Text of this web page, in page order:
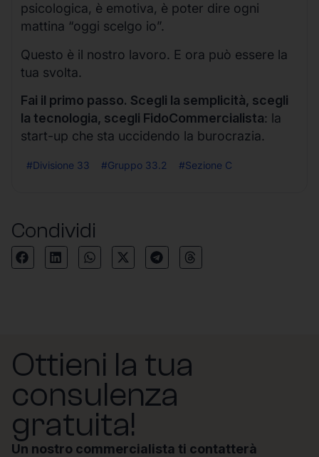
psicologica, è emotiva, è poter dire ogni
mattina “oggi scelgo io”.
Questo è il nostro lavoro. E ora può essere la
tua svolta.
Fai il primo passo. Scegli la semplicità, scegli
la tecnologia, scegli FidoCommercialista: la
start-up che sta uccidendo la burocrazia.
#Divisione 33 #Gruppo 33.2 #Sezione C
Condividi
Ottieni la tua
consulenza
gratuita!
Un nostro commercialista ti contatterà